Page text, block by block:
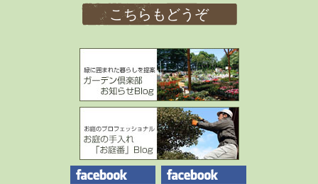
こちらもどうぞ